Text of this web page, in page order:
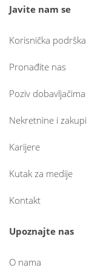
Javite nam se
Korisnička podrška
Pronađite nas
Poziv dobavljačima
Nekretnine i zakupi
Karijere
Kutak za medije
Kontakt
Upoznajte nas
O nama